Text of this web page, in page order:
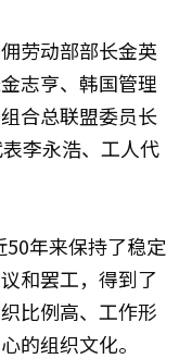
劳动部部长金英
志亨、韩国管理
合总联盟委员长
李永浩、工人代
年来保持了稳定
和罢工，得到了
比例高、工作形
的组织文化。